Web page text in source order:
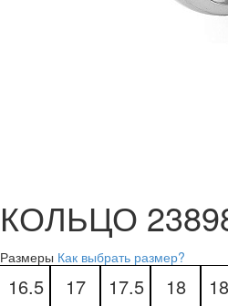
КОЛЬЦО
Размеры Как выбрать размер?
16.5 17 17.5 18